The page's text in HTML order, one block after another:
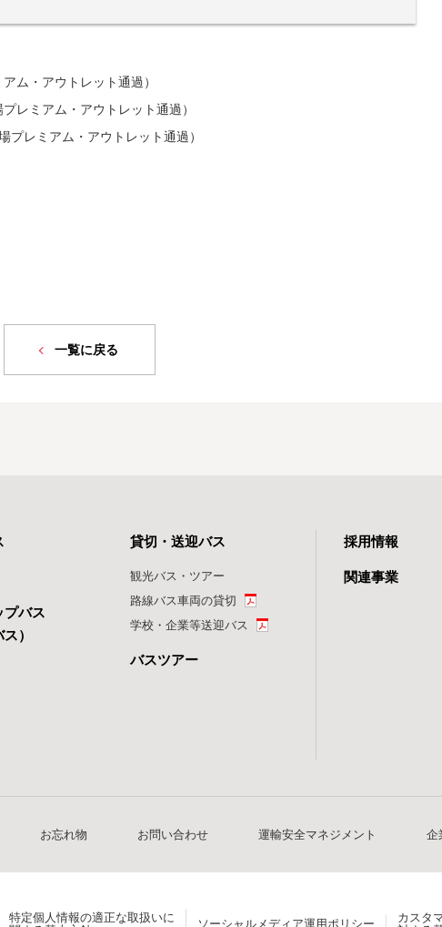
ム・アウトレット通過）
レミアム・アウトレット通過）
レミアム・アウトレット通過）
一覧に戻る
プバス
）
貸切・送迎バス
観光バス・ツアー
路線バス車両の貸切
学校・企業等送迎バス
バスツアー
採用情報
関連事業
お忘れ物 お問い合わせ 運輸安全マネジメント 企
特定個人情報の適正な取扱いに
ソーシャルメディア運用ポリシー
カスタ